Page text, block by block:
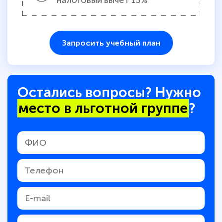
Запросить учебный план
Остались вопросы? Нужно
место в льготной группе?